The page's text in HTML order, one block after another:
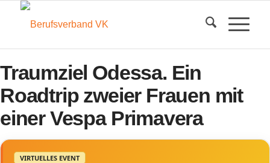
Traumziel Odessa. Ein
Roadtrip zweier Frauen mit
einer Vespa Primavera
VIRTUELLES EVENT